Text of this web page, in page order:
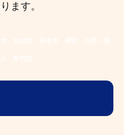
ます。